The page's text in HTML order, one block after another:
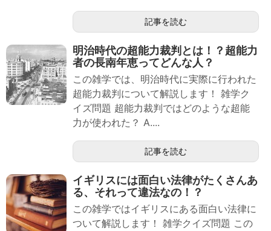
記事を読む
明治時代の超能力裁判とは！？超能力
者の長南年恵ってどんな人？
この雑学では、明治時代に実際に行われた
超能力裁判について解説します！ 雑学ク
イズ問題 超能力裁判ではどのような超能
力が使われた？ A....
記事を読む
イギリスには面白い法律がたくさんあ
る、それって違法なの！？
この雑学ではイギリスにある面白い法律に
ついて解説します！ 雑学クイズ問題 この